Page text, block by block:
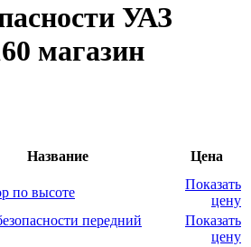
УАЗ
магазин
Название Цена
по высоте
Показать
цену
передний
Показать
цену